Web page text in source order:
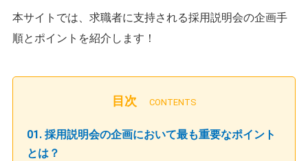
本サイトでは、求職者に支持される採用説明会の企画手
順とポイントを紹介します！
目次 CONTENTS
01. 採用説明会の企画において最も重要なポイント
とは？